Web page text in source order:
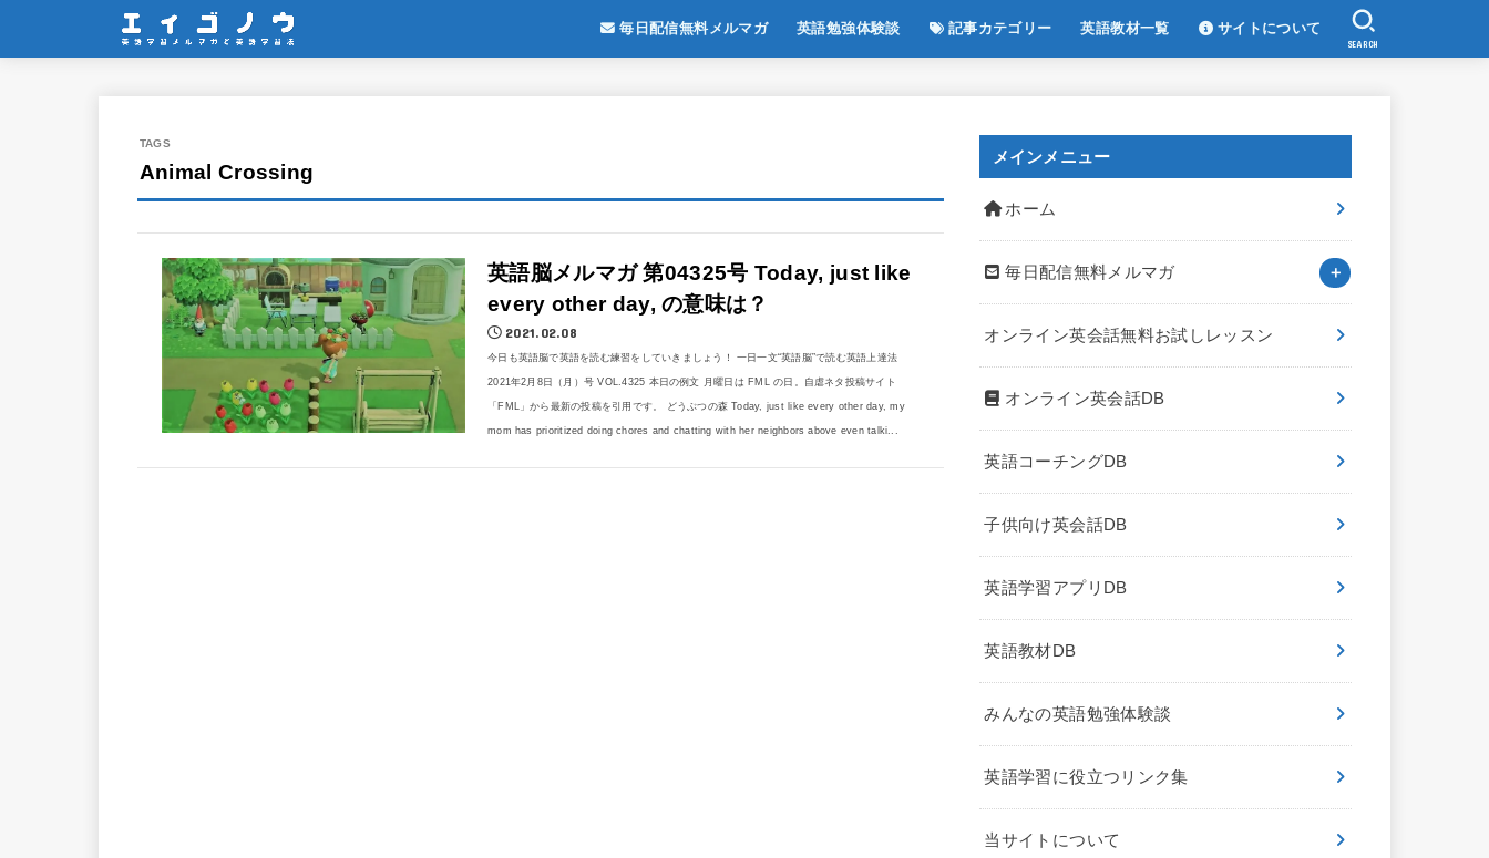
毎日配信無料メルマガ 英語勉強体験談 記事カテゴリー 英語教材一覧 サイトについて
SEARCH
Animal Crossing
英語脳メルマガ 第04325号 Today, just like
every other day, の意味は？
2021.02.08
今日も英語脳で英語を読む練習をしていきましょう！ 一日一文“英語脳”で読む英語上達法
2021年2月8日（月）号 VOL.4325 本日の例文 月曜日は FML の日。自虐ネタ投稿サイト
「FML」から最新の投稿を引用です。 どうぶつの森 Today, just like every other day, my
mom has prioritized doing chores and chatting with her neighbors above even talki...
メインメニュー
ホーム
毎日配信無料メルマガ
オンライン英会話無料お試しレッスン
オンライン英会話DB
英語コーチングDB
子供向け英会話DB
英語学習アプリDB
英語教材DB
みんなの英語勉強体験談
英語学習に役立つリンク集
当サイトについて